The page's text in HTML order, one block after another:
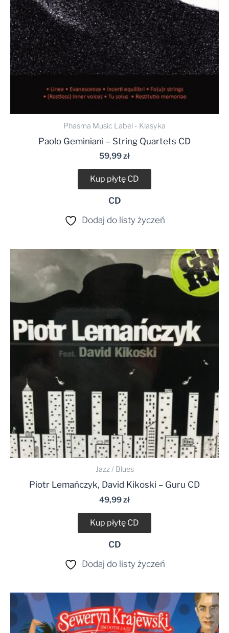
Phasma Music Label - Klasyka
Paolo Geminiani – String Quartets CD
59,99zł
Kup płytę CD
CD
Dodaj do listy życzeń
Jazz / Blues
Piotr Lemańczyk, David Kikoski – Guru CD
49,99zł
Kup płytę CD
CD
Dodaj do listy życzeń